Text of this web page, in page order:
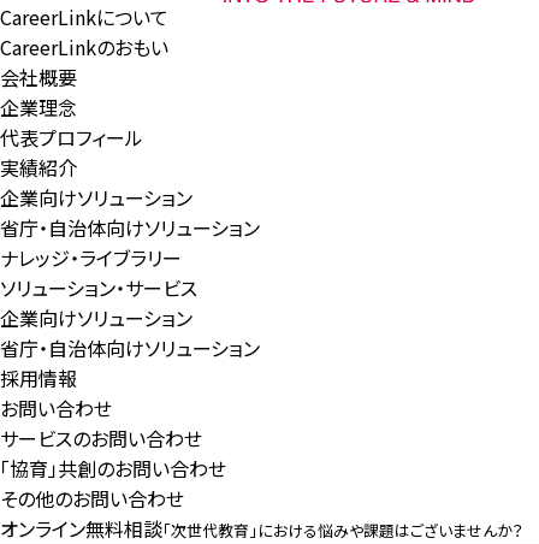
CareerLinkについて
CareerLinkのおもい
会社概要
企業理念
代表プロフィール
実績紹介
企業向けソリューション
省庁・自治体向けソリューション
ナレッジ・ライブラリー
ソリューション・サービス
企業向けソリューション
省庁・自治体向けソリューション
採用情報
お問い合わせ
サービスのお問い合わせ
「協育」共創のお問い合わせ
その他のお問い合わせ
オンライン無料相談「次世代教育」における悩みや課題はございませんか？